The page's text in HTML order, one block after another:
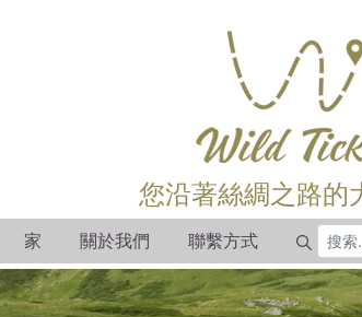
您沿著絲綢之路的
家 關於我們 聯繫方式